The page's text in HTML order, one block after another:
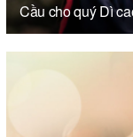
Cầu cho quý Dì